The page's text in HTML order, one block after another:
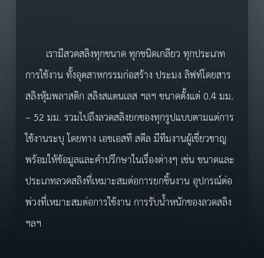
เรามีสวดสลิงทุกขนาด ทุกชนิดเกลียว ทุกประเภท
การใช้งาน ทั้งอุตสาหกรรมก่อสร้าง ประมง ลิฟท์โดยสาร
สลิงหุ้มพลาสติก สลิงสแตนเลส ฯลฯ ขนาดตั้งแต่ 0.4 มม.
– 52 มม. รวมไปถึงลวดสลิงยกของทุกรูปแบบตามแต่การ
ใช้งานระบุ โดยทาง เอชเอสที สตีล มีทีมงานผู้เชี่ยวชาญ
พร้อมให้ข้อมูลและคำปรึกษาในเรื่องต่างๆ เช่น ขนาดและ
ประเภทลวดสลิงที่เหมาะสมต่อการยกชิ้นงาน อุปกรณ์ต่อ
พ่วงที่เหมาะสมต่อการใช้งาน การรับน้ำหนักของลวดสลิง
ฯลฯ